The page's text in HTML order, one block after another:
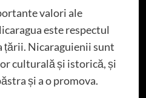
valori ale
este respectul
Nicaraguienii sunt
culturală și istorică, și
și a o promova.